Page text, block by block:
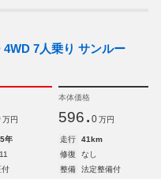
7人乗り サンルー
万円
本体価格
596. 0 万円
年 走行
41km
修復
なし
付 整備
法定整備付